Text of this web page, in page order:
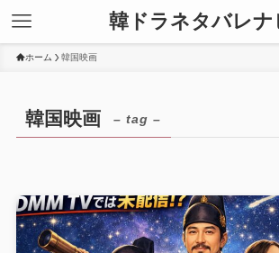
韓ドラネタバレナ
ホーム 韓国映画
韓国映画 – tag –